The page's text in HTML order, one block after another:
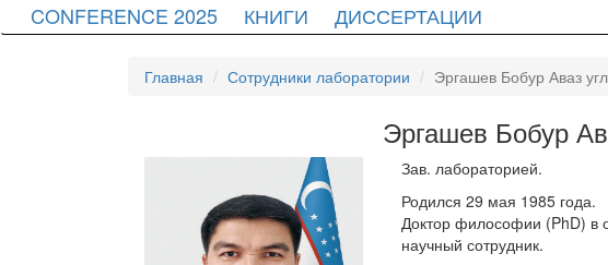
CONFERENCE 2025 КНИГИ ДИССЕРТАЦИИ
Главная Сотрудники лаборатории Эргашев Бобур Аваз
Эргашев Бобур
Зав. лабораторией.
Родился 29 мая 1985 года.
Доктор философии (PhD) в
научный сотрудник.